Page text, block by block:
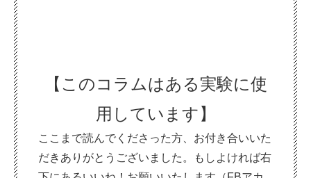
【このコラムはある実験に使
用し てい ます】
ここまで読んでくださった方、お付き合いいた
だきありがとうございました。もしよければ右